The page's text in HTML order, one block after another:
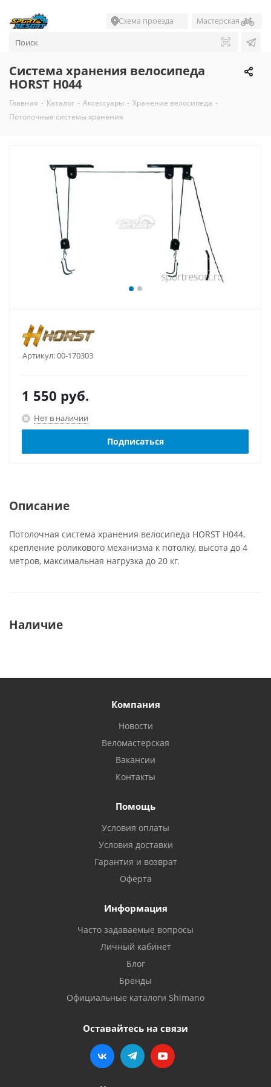
Схема проезда Мастерская
Система хранения велосипеда
HORST H044
Главная - Каталог - Аксессуары - Хранение велосипеда -
Потолочные системы хранения
Артикул:00-170303
1 550 руб.
Нет в наличии
Подписаться
Описание
Потолочная система хранения велосипеда HORST H044,
крепление роликового механизма к потолку, высота до 4
метров, максимальная нагрузка до 20 кг.
Наличие
Компания
Новости
Веломастерская
Вакансии
Контакты
Помощь
Условия оплаты
Условия доставки
Гарантия и возврат
Оферта
Информация
Часто задаваемые вопросы
Личный кабинет
Блог
Бренды
Официальные каталоги Shimano
Оставайтесь на связи